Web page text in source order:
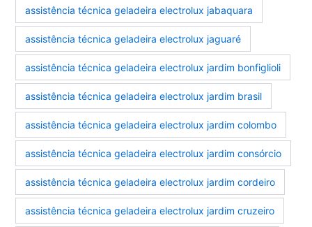
assistência técnica geladeira electrolux jabaquara
assistência técnica geladeira electrolux jaguaré
assistência técnica geladeira electrolux jardim bonfiglioli
assistência técnica geladeira electrolux jardim brasil
assistência técnica geladeira electrolux jardim colombo
assistência técnica geladeira electrolux jardim consórcio
assistência técnica geladeira electrolux jardim cordeiro
assistência técnica geladeira electrolux jardim cruzeiro